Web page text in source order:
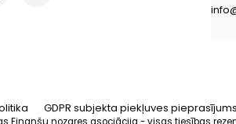
GDPR subjekta piekļuves pieprasījums
Finanšu nozares asociācija - visas tiesības